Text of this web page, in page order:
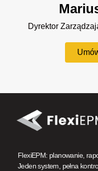
Dyrektor
FlexiEPM: planowanie,
Jeden system, pełna